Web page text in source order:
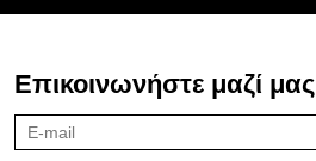
Επικοινωνήστε μαζί μας